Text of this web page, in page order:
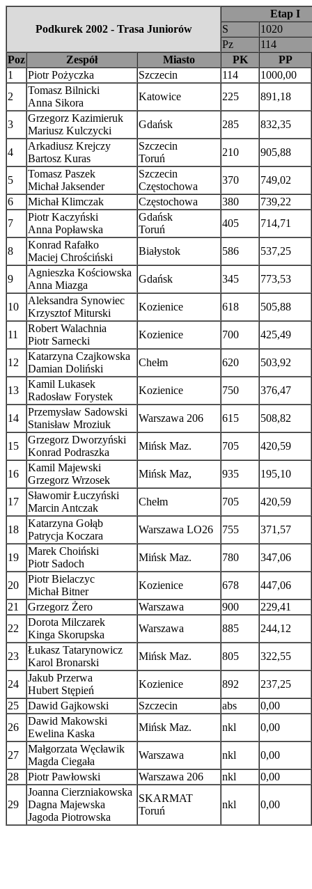
Podkurek 2002 - Trasa Juniorów
Etap I
S
1020
Pz
114
Poz
Zespół Miasto PK
PP
1
Piotr Pożyczka Szczecin 114
1000,00
2
Tomasz Bilnicki
Anna Sikora
Katowice 225 891,18
3
Grzegorz Kazimieruk
Mariusz Kulczycki
Gdańsk 285 832,35
4
Arkadiusz Krejczy
Bartosz Kuras
Szczecin
Toruń
210 905,88
5
Tomasz Paszek
Michał Jaksender
Szczecin
Częstochowa
370
749,02
6
Michał Klimczak Częstochowa 380
739,22
7
Piotr Kaczyński
Anna Popławska
Gdańsk
Toruń
405 714,71
8
Konrad Rafałko
Maciej Chrościński
Białystok 586 537,25
9
Agnieszka Kościowska
Anna Miazga
Gdańsk 345 773,53
10
Aleksandra Synowiec
Krzysztof Miturski
Kozienice 618 505,88
11
Robert Walachnia
Piotr Sarnecki
Kozienice 700 425,49
12
Katarzyna Czajkowska
Damian Doliński
Chełm 620 503,92
13
Kamil Lukasek
Radosław Forystek
Kozienice 750 376,47
14
Przemysław Sadowski
Stanisław Mroziuk
Warszawa 206 615 508,82
15
Grzegorz Dworzyński
Konrad Podraszka
Mińsk Maz. 705 420,59
16
Kamil Majewski
Grzegorz Wrzosek
Mińsk Maz, 935 195,10
17
Sławomir Łuczyński
Marcin Antczak
Chełm 705 420,59
18
Katarzyna Gołąb
Patrycja Koczara
Warszawa LO26 755 371,57
19
Marek Choiński
Piotr Sadoch
Mińsk Maz. 780 347,06
20
Piotr Bielaczyc
Michał Bitner
Kozienice 678
447,06
21
Grzegorz Żero Warszawa 900
229,41
22
Dorota Milczarek
Kinga Skorupska
Warszawa 885 244,12
23
Łukasz Tatarynowicz
Karol Bronarski
Mińsk Maz. 805 322,55
24
Jakub Przerwa
Hubert Stępień
Kozienice 892
237,25
25
Dawid Gajkowski Szczecin abs
0,00
26
Dawid Makowski
Ewelina Kaska
Mińsk Maz. nkl 0,00
27
Małgorzata Węcławik
Magda Ciegała
Warszawa nkl
0,00
28
Piotr Pawłowski Warszawa 206 nkl 0,00
29
Joanna Cierzniakowska
Dagna Majewska
Jagoda Piotrowska
SKARMAT
Toruń
nkl 0,00